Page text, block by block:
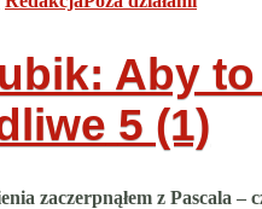
Aby
5 (1)
zaczerpnąłem z Pascala